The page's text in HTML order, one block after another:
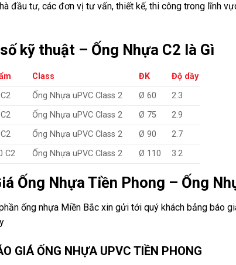
đầu tư, các đơn vị tư vấn, thiết kế, thi công trong lĩnh
kỹ thuật – Ống Nhựa C2 là Gì
Class ĐK
Độ dầy
Ống Nhựa uPVC Class 2 Ø 60
2.3
Ống Nhựa uPVC Class 2 Ø 75
2.9
Ống Nhựa uPVC Class 2 Ø 90
2.7
C2
Ống Nhựa uPVC Class 2 Ø 110 3.2
Ống Nhựa Tiền Phong – Ống
ống nhựa Miền Bắc xin gửi tới quý khách bảng báo
GIÁ ỐNG NHỰA UPVC TIỀN PHONG